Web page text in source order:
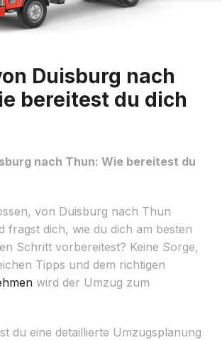
Duisburg nach
bereitest du dich
nach Thun: Wie bereitest du
von Duisburg nach Thun
fragst dich, wie du dich am besten
Schritt vorbereitest? Keine Sorge,
Tipps und dem richtigen
wird der Umzug zum
du eine detaillierte Umzugsplanung